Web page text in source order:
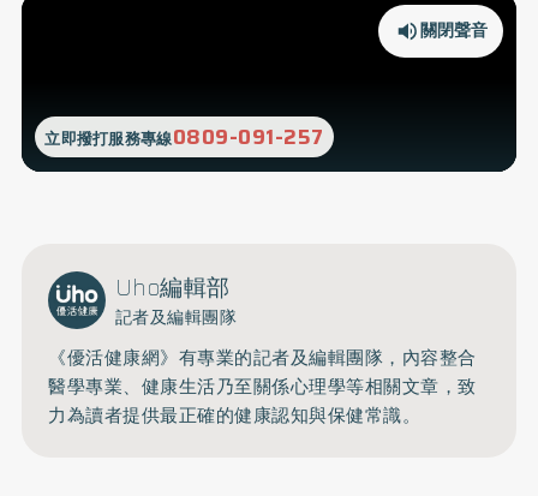
立即撥打服務專線0809-091-257
關閉聲音
Uho編輯部
記者及編輯團隊
《優活健康網》有專業的記者及編輯團隊，內容整合
醫學專業、健康生活乃至關係心理學等相關文章，致
力為讀者提供最正確的健康認知與保健常識。